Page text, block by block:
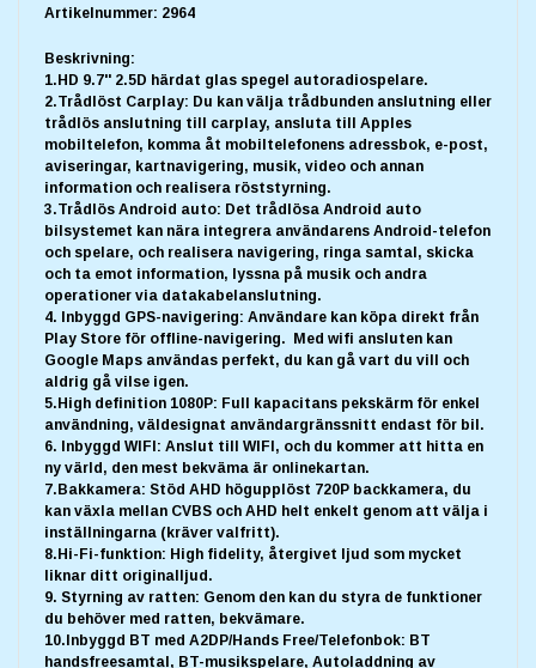
Artikelnummer: 2964
Beskrivning:
1.HD 9.7'' 2.5D härdat glas spegel autoradiospelare.
2.Trådlöst Carplay: Du kan välja trådbunden anslutning eller
trådlös anslutning till carplay, ansluta till Apples
mobiltelefon, komma åt mobiltelefonens adressbok, e-post,
aviseringar, kartnavigering, musik, video och annan
information och realisera röststyrning.
3.Trådlös Android auto: Det trådlösa Android auto
bilsystemet kan nära integrera användarens Android-telefon
och spelare, och realisera navigering, ringa samtal, skicka
och ta emot information, lyssna på musik och andra
operationer via datakabelanslutning.
4. Inbyggd GPS-navigering: Användare kan köpa direkt från
Play Store för offline-navigering. Med wifi ansluten kan
Google Maps användas perfekt, du kan gå vart du vill och
aldrig gå vilse igen.
5.High definition 1080P: Full kapacitans pekskärm för enkel
användning, väldesignat användargränssnitt endast för bil.
6. Inbyggd WIFI: Anslut till WIFI, och du kommer att hitta en
ny värld, den mest bekväma är onlinekartan.
7.Bakkamera: Stöd AHD högupplöst 720P backkamera, du
kan växla mellan CVBS och AHD helt enkelt genom att välja i
inställningarna (kräver valfritt).
8.Hi-Fi-funktion: High fidelity, återgivet ljud som mycket
liknar ditt originalljud.
9. Styrning av ratten: Genom den kan du styra de funktioner
du behöver med ratten, bekvämare.
10.Inbyggd BT med A2DP/Hands Free/Telefonbok: BT
handsfreesamtal, BT-musikspelare, Autoladdning av